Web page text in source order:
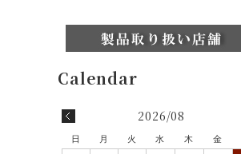
2026/08
日 月 火 水 木 金